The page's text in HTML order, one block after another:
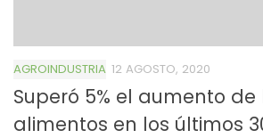
AGROINDUSTRIA 12 AGOSTO, 2020
Superó 5% el aumento de
alimentos en los últimos